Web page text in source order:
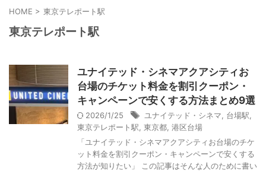
HOME > 東京テレポート駅
東京テレポート駅
ユナイテッド・シネマアクアシティお
台場のチケット料金を割引クーポン・
キャンペーンで安くする方法まとめ9選
2026/1/25 ユナイテッド・シネマ 台場駅
東京テレポート駅 東京都 港区台場
「ユナイテッド・シネマアクアシティお台場のチケ
ット料金を割引クーポン・キャンペーンで安くする
方法が知りたい」 この記事はそんな人のために書い